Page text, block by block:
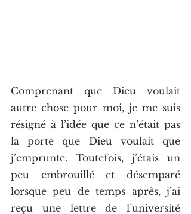
Comprenant que Dieu voulait
autre chose pour moi, je me suis
résigné à l’idée que ce n’était pas
la porte que Dieu voulait que
j’emprunte. Toutefois, j’étais un
peu embrouillé et désemparé
lorsque peu de temps après, j’ai
reçu une lettre de l’université